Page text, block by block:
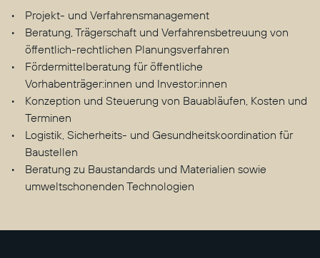
Projekt- und Verfahrensmanagement
Beratung, Trägerschaft und Verfahrensbetreuung von
öffentlich-rechtlichen Planungsverfahren
Fördermittelberatung für öffentliche
Vorhabenträger:innen und Investor:innen
Konzeption und Steuerung von Bauabläufen, Kosten und
Terminen
Logistik, Sicherheits- und Gesundheitskoordination für
Baustellen
Beratung zu Baustandards und Materialien sowie
umweltschonenden Technologien